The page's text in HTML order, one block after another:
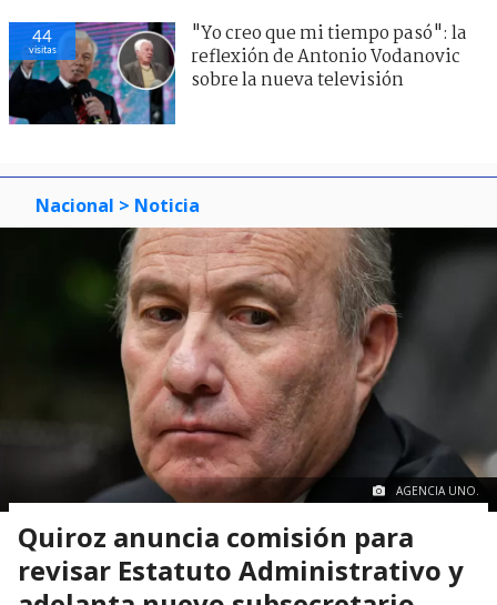
44
visitas
"Yo creo que mi tiempo pasó": la
reflexión de Antonio Vodanovic
sobre la nueva televisión
Nacional > Noticia
AGENCIA UNO.
Quiroz anuncia comisión para
revisar Estatuto Administrativo y